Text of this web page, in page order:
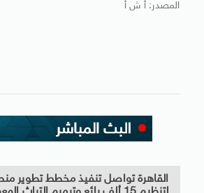
المصدر: أ ش أ
القاهرة تواصل تنفيذ مخطط تطوير